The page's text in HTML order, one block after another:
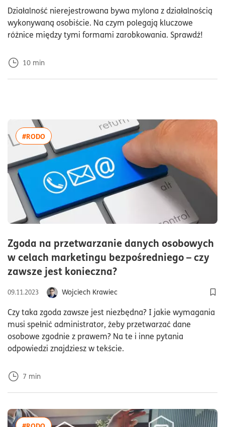
Działalność nierejestrowana bywa mylona z działalnością
wykonywaną osobiście. Na czym polegają kluczowe
różnice między tymi formami zarobkowania. Sprawdź!
10 min
Zgoda na przetwarzanie danych osobowych
w celach marketingu bezpośredniego – czy
zawsze jest konieczna?czas czytania7minuty
09.11.2023
Wojciech Krawiec
Czy taka zgoda zawsze jest niezbędna? I jakie wymagania
musi spełnić administrator, żeby przetwarzać dane
osobowe zgodnie z prawem? Na te i inne pytania
odpowiedzi znajdziesz w tekście.
7 min
#RODOwięcej artykułów z tagiem:#RODO